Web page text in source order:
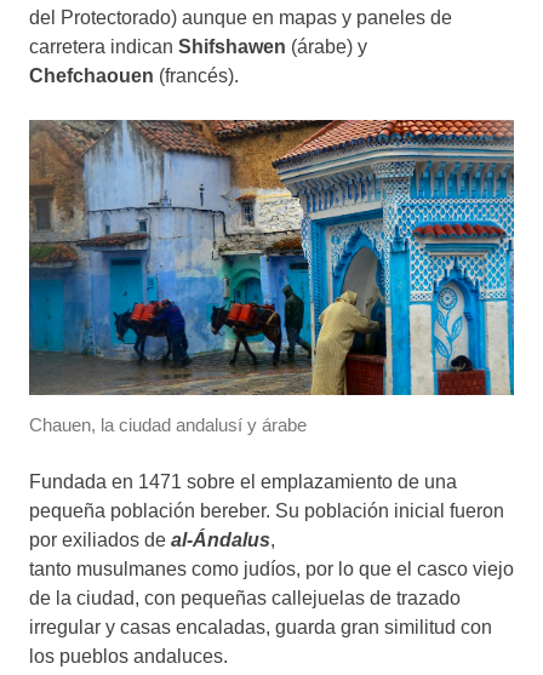
del Protectorado) aunque en mapas y paneles de
carretera indican Shifshawen (árabe) y
Chefchaouen (francés).
Chauen, la ciudad andalusí y árabe
Fundada en 1471 sobre el emplazamiento de una
pequeña población bereber. Su población inicial fueron
por exiliados de al-Ándalus,
tanto musulmanes como judíos, por lo que el casco viejo
de la ciudad, con pequeñas callejuelas de trazado
irregular y casas encaladas, guarda gran similitud con
los pueblos andaluces.